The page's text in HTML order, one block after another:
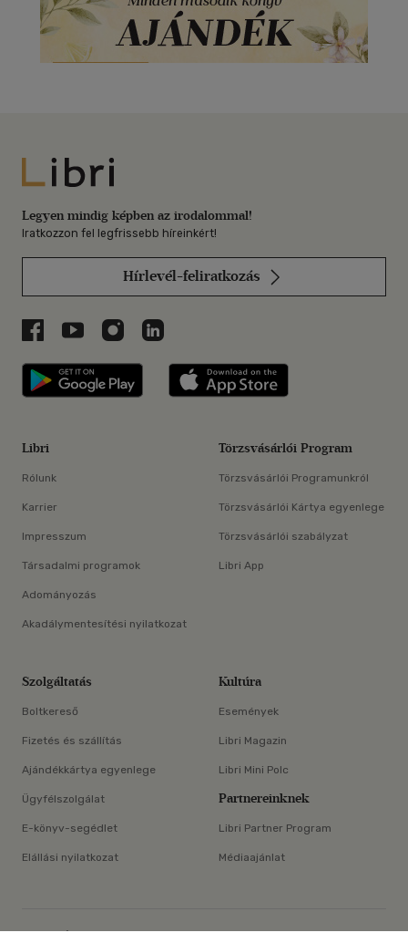
Libri
Legyen mindig képben az irodalommal!
Iratkozzon fel legfrissebb híreinkért!
Hírlevél-feliratkozás
Libri a Facebookon
Libri a Youtube-on
Libri az Instagramon
Libri a LinkedInen
Libri applikáció Szerezd meg: Google
Libri
Rólunk
Karrier
Impresszum
Társadalmi programok
Adományozás
Akadálymentesítési nyilatkozat
Törzsvásárlói Program
Törzsvásárlói Programunkról
Törzsvásárlói Kártya egyenlege
Törzsvásárlói szabályzat
Libri App
Szolgáltatás
Boltkereső
Fizetés és szállítás
Ajándékkártya egyenlege
Ügyfélszolgálat
E-könyv-segédlet
Elállási nyilatkozat
Kultúra
Események
Libri Magazin
Libri Mini Polc
Partnereinknek
Libri Partner Program
Médiaajánlat